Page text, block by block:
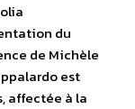
du
de Michèle
est
affectée à la